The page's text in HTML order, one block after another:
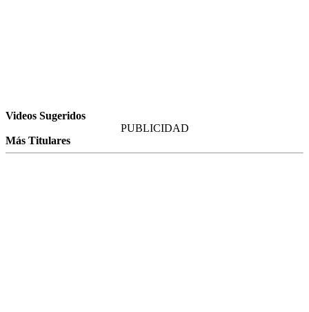
Videos Sugeridos
PUBLICIDAD
Más Titulares